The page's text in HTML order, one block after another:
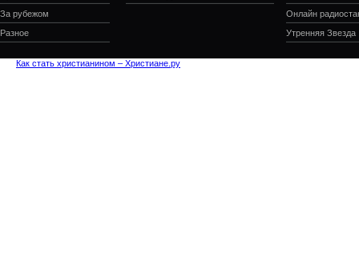
За рубежом
Разное
Онлайн
Утренняя Звезда
Как стать христианином – Христиане.ру